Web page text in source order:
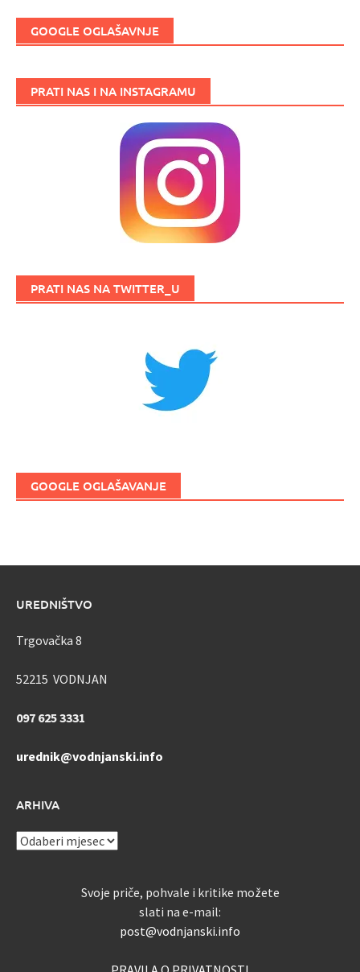
GOOGLE OGLAŠAVNJE
PRATI NAS I NA INSTAGRAMU
PRATI NAS NA TWITTER_U
GOOGLE OGLAŠAVANJE
UREDNIŠTVO
Trgovačka 8
52215 VODNJAN
097 625 3331
urednik@vodnjanski.info
ARHIVA
ARHIVA
Svoje priče, pohvale i kritike možete
slati na e-mail:
post@vodnjanski.info